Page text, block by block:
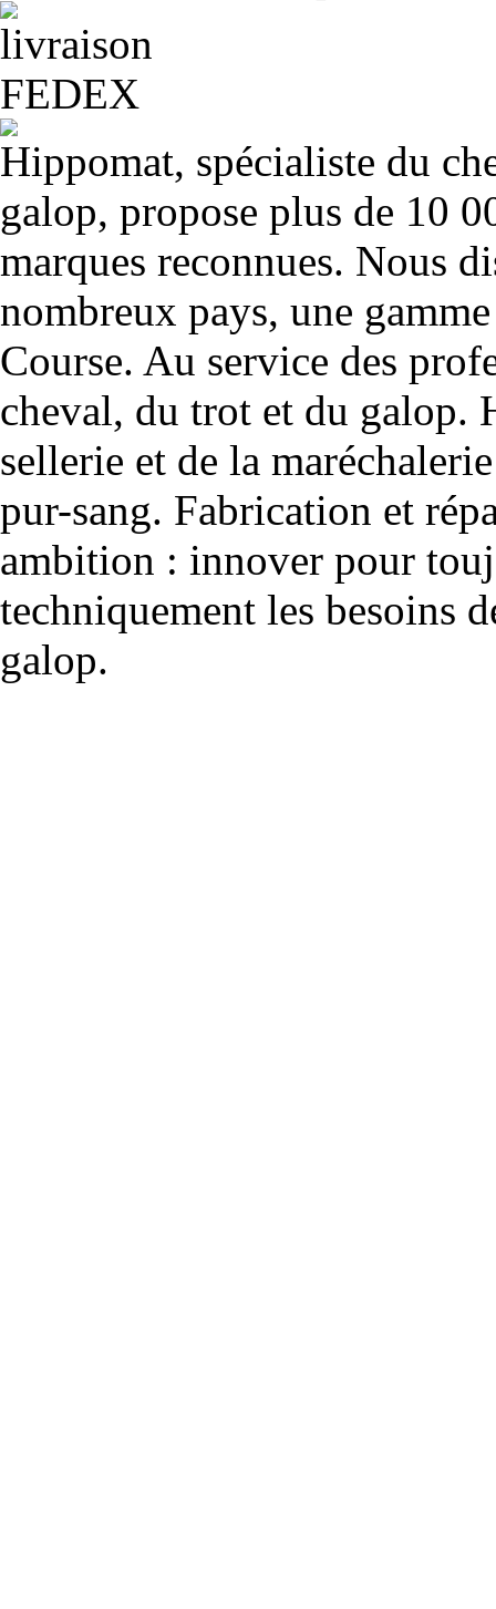
Hippomat, spécialiste du
galop, propose plus de 10
marques reconnues. Nous
nombreux pays, une
Course. Au service des
cheval, du trot et du galop.
sellerie et de la
pur-sang. Fabrication et
ambition : innover pour
techniquement les besoins
galop.